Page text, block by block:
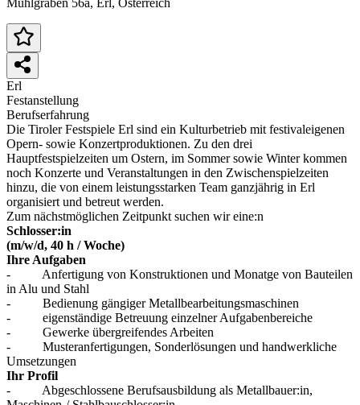
Erl
Festanstellung
Berufserfahrung
Die Tiroler Festspiele Erl sind ein Kulturbetrieb mit festivaleigenen
Opern- sowie Konzertproduktionen. Zu den drei
Hauptfestspielzeiten um Ostern, im Sommer sowie Winter kommen
noch Konzerte und Veranstaltungen in den Zwischenspielzeiten
hinzu, die von einem leistungsstarken Team ganzjährig in Erl
organisiert und betreut werden.
Zum nächstmöglichen Zeitpunkt suchen wir eine:n
Schlosser:in
(m/w/d, 40 h / Woche)
Ihre Aufgaben
- Anfertigung von Konstruktionen und Monatge von Bauteilen
in Alu und Stahl
- Bedienung gängiger Metallbearbeitungsmaschinen
- eigenständige Betreuung einzelner Aufgabenbereiche
- Gewerke übergreifendes Arbeiten
- Musteranfertigungen, Sonderlösungen und handwerkliche
Umsetzungen
Ihr Profil
- Abgeschlossene Berufsausbildung als Metallbauer:in,